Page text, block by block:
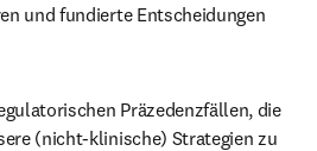
und fundierte Entscheidungen
Präzedenzfällen, die
(nicht-klinische) Strategien zu